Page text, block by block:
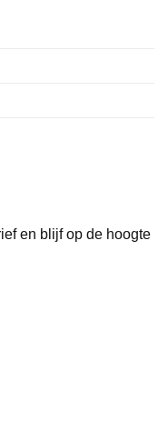
en blijf op de hoogte